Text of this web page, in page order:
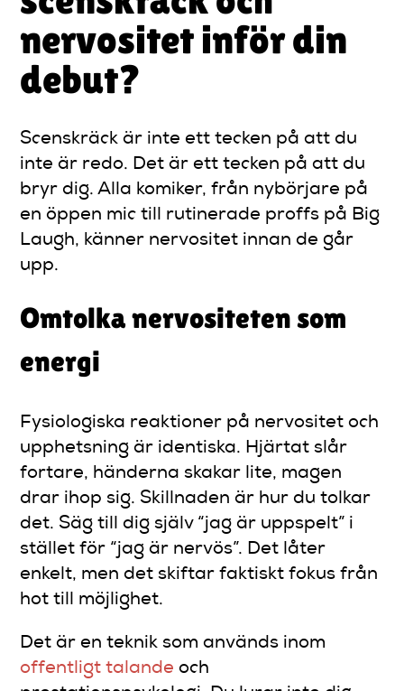
nervositet inför din
debut?
Scenskräck är inte ett tecken på att du
inte är redo. Det är ett tecken på att du
bryr dig. Alla komiker, från nybörjare på
en öppen mic till rutinerade proffs på Big
Laugh, känner nervositet innan de går
upp.
Omtolka nervositeten som
energi
Fysiologiska reaktioner på nervositet och
upphetsning är identiska. Hjärtat slår
fortare, händerna skakar lite, magen
drar ihop sig. Skillnaden är hur du tolkar
det. Säg till dig själv “jag är uppspelt” i
stället för “jag är nervös”. Det låter
enkelt, men det skiftar faktiskt fokus från
hot till möjlighet.
Det är en teknik som används inom
offentligt talande och